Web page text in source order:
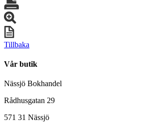
Tillbaka
Vår butik
Nässjö Bokhandel
Rådhusgatan 29
571 31 Nässjö